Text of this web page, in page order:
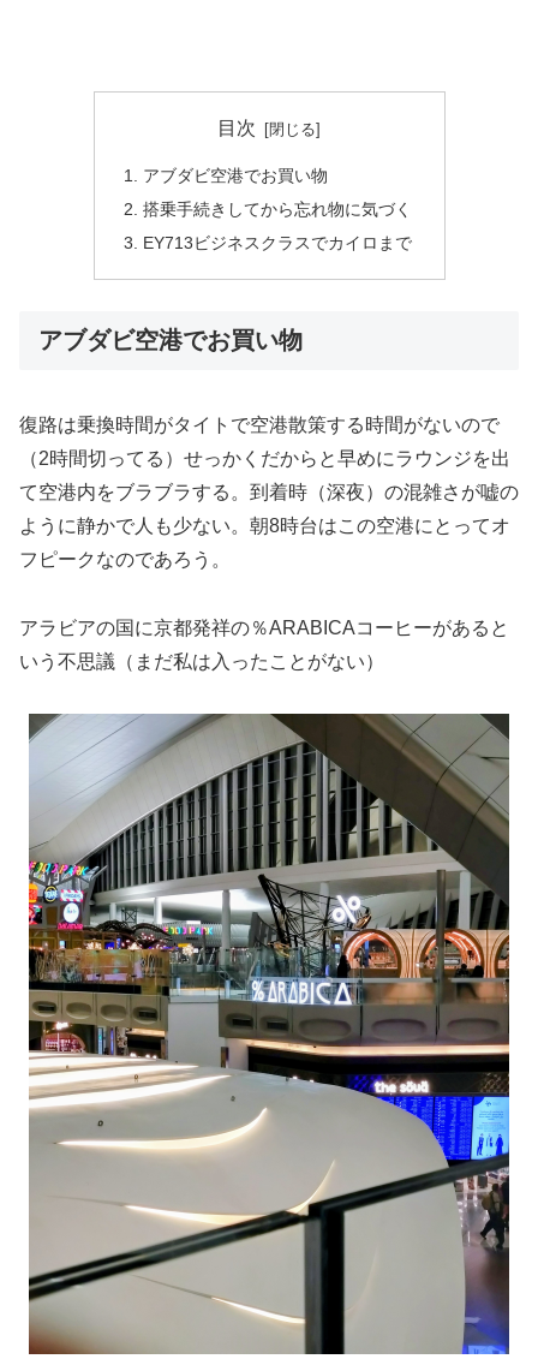
目次
アブダビ空港でお買い物
搭乗手続きしてから忘れ物に気づく
EY713ビジネスクラスでカイロまで
アブダビ空港でお買い物
復路は乗換時間がタイトで空港散策する時間がないので
（2時間切ってる）せっかくだからと早めにラウンジを出
て空港内をブラブラする。到着時（深夜）の混雑さが嘘の
ように静かで人も少ない。朝8時台はこの空港にとってオ
フピークなのであろう。
アラビアの国に京都発祥の％ARABICAコーヒーがあると
いう不思議（まだ私は入ったことがない）